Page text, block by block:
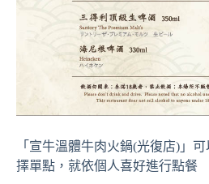
「宣牛溫體牛肉火鍋(光復店)」
擇單點，就依個人喜好進行點餐